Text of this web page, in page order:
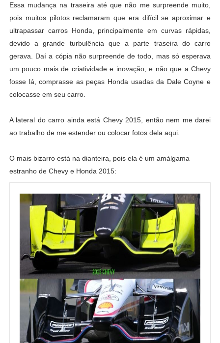
Essa mudança na traseira até que não me surpreende muito,
pois muitos pilotos reclamaram que era difícil se aproximar e
ultrapassar carros Honda, principalmente em curvas rápidas,
devido a grande turbulência que a parte traseira do carro
gerava. Daí a cópia não surpreende de todo, mas só esperava
um pouco mais de criatividade e inovação, e não que a Chevy
fosse lá, comprasse as peças Honda usadas da Dale Coyne e
colocasse em seu carro.
A lateral do carro ainda está Chevy 2015, então nem me darei
ao trabalho de me estender ou colocar fotos dela aqui.
O mais bizarro está na dianteira, pois ela é um amálgama
estranho de Chevy e Honda 2015: